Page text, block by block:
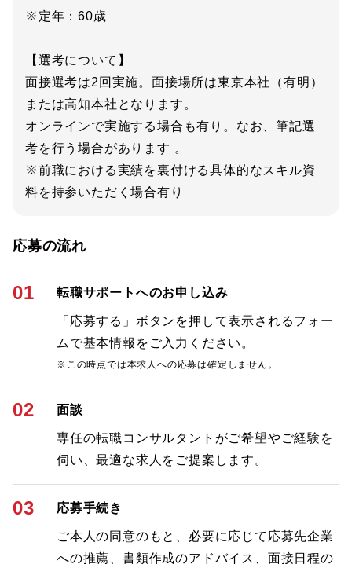
※定年：60歳
【選考について】
面接選考は2回実施。面接場所は東京本社（有明）
または高知本社となります。
オンラインで実施する場合も有り。なお、筆記選
考を行う場合があります 。
※前職における実績を裏付ける具体的なスキル資
料を持参いただく場合有り
応募の流れ
01 転職サポートへのお申し込み
「応募する」ボタンを押して表示されるフォー
ムで基本情報をご入力ください。
※この時点では本求人への応募は確定しません。
02 面談
専任の転職コンサルタントがご希望やご経験を
伺い、最適な求人をご提案します。
03 応募手続き
ご本人の同意のもと、必要に応じて応募先企業
への推薦、書類作成のアドバイス、面接日程の